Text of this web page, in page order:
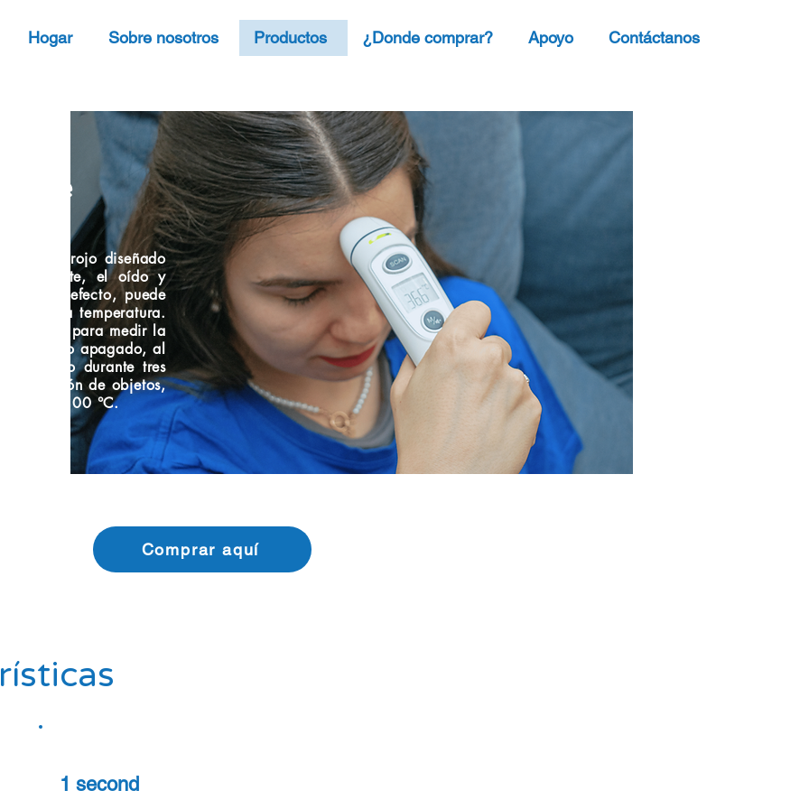
Hogar Sobre nosotros Productos ¿Donde comprar? Apoyo Contáctanos
infrarrojo diseñado
la frente, el oído y
Por defecto, puede
medir la temperatura.
usar para medir la
apagado, al
de modo durante tres
medición de objetos,
hasta 100 °C.
Comprar aquí
1 second